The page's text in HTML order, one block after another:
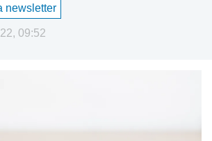
newsletter
09:52